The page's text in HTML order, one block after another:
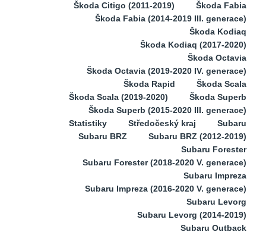
Škoda Citigo (2011-2019)
Škoda Fabia
Škoda Fabia (2014-2019 III. generace)
Škoda Kodiaq
Škoda Kodiaq (2017-2020)
Škoda Octavia
Škoda Octavia (2019-2020 IV. generace)
Škoda Rapid
Škoda Scala
Škoda Scala (2019-2020)
Škoda Superb
Škoda Superb (2015-2020 III. generace)
Statistiky
Středočeský kraj
Subaru
Subaru BRZ
Subaru BRZ (2012-2019)
Subaru Forester
Subaru Forester (2018-2020 V. generace)
Subaru Impreza
Subaru Impreza (2016-2020 V. generace)
Subaru Levorg
Subaru Levorg (2014-2019)
Subaru Outback